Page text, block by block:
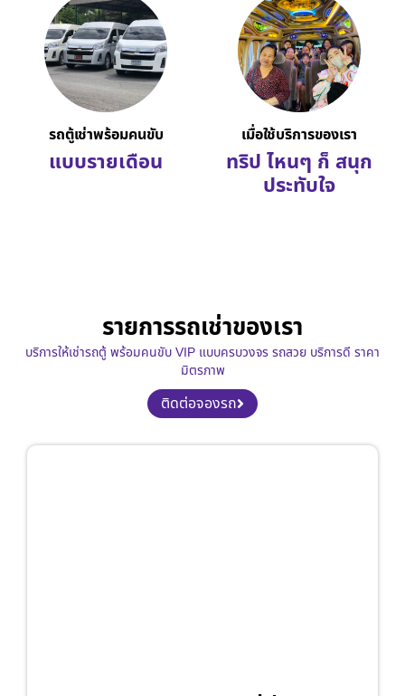
รถตู้เช่าพร้อมคนขับ
แบบรายเดือน
เมื่อใช้บริการของเรา
ทริป ไหนๆ ก็ สนุก
ประทับใจ
รายการรถเช่าของเรา
บริการให้เช่ารถตู้ พร้อมคนขับ VIP แบบครบวงจร รถสวย บริการดี ราคา
มิตรภาพ
ติดต่อจองรถ